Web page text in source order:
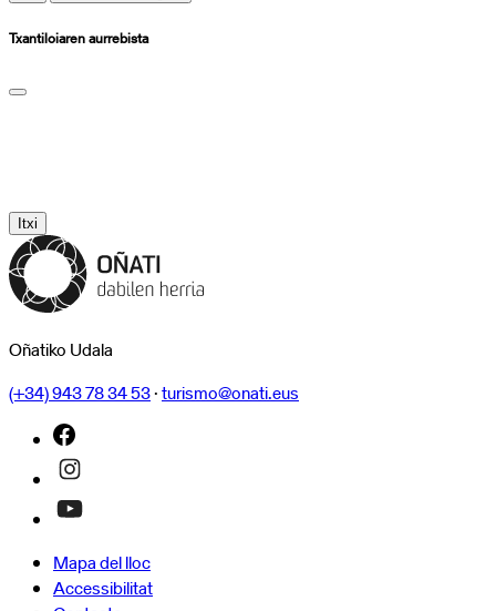
Txantiloiaren aurrebista
Itxi
Oñatiko Udala
(+34) 943 78 34 53·turismo@onati.eus
Mapa del lloc
Accessibilitat